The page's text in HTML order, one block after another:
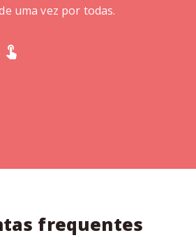
uma vez por todas.
frequentes